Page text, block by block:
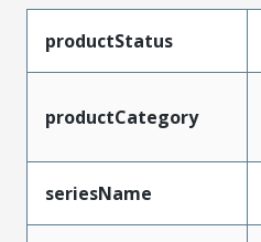
productStatus
productCategory
seriesName